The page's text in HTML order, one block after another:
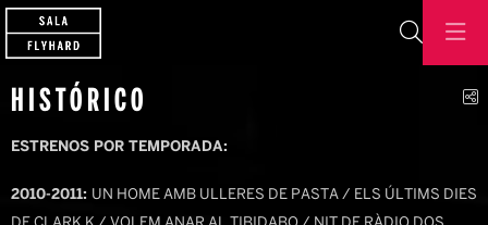
HISTÓRICO
ESTRENOS POR TEMPORADA:
2010-2011: UN HOME AMB ULLERES DE PASTA / ELS ÚLTIMS DIES